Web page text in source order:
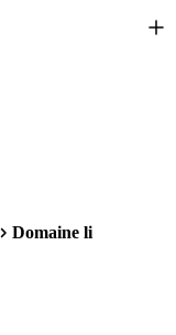
Domaine li